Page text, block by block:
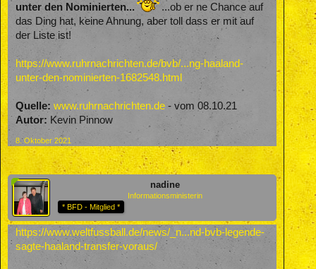
unter den Nominierten...
...ob er ne Chance auf
das Ding hat, keine Ahnung, aber toll dass er mit auf
der Liste ist!
https://www.ruhrnachrichten.de/bvb/...ng-haaland-
unter-den-nominierten-1682548.html
Quelle: www.ruhrnachrichten.de - vom 08.10.21
Autor: Kevin Pinnow
8. Oktober 2021
nadine
Informationsministerin
* BFD - Mitglied *
https://www.weltfussball.de/news/_n...nd-bvb-legende-
sagte-haaland-transfer-voraus/